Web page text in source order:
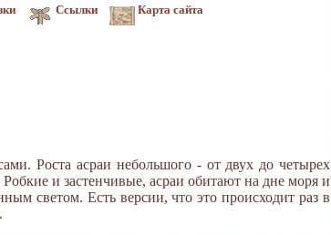
Ссылки Карта сайта
Роста асраи небольшого - от двух до четырех
и застенчивые, асраи обитают на дне моря и
светом. Есть версии, что это происходит раз в